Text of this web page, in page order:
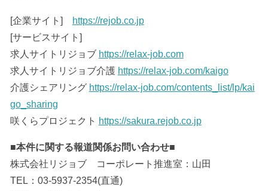
[企業サイト]
https://rejob.co.jp
[サービスサイト]
求人サイトリジョブ https://relax-job.com
求人サイトリジョブ介護 https://relax-job.com/kaigo
介護シェアリング https://relax-job.com/contents_list/lp/kai
go_sharing
咲くらプロジェクト https://sakura.rejob.co.jp
■本件に関する報道関係お問い合わせ■
株式会社リジョブ コーポレート推進室：山田
TEL：03-5937-2354(直通)